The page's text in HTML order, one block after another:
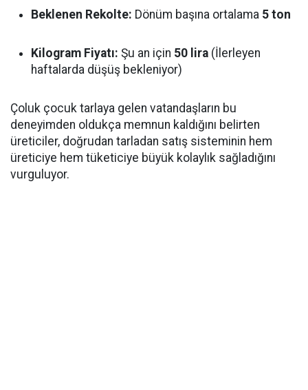
Beklenen Rekolte: Dönüm başına ortalama 5 ton
Kilogram Fiyatı: Şu an için 50 lira (İlerleyen
haftalarda düşüş bekleniyor)
Çoluk çocuk tarlaya gelen vatandaşların bu
deneyimden oldukça memnun kaldığını belirten
üreticiler, doğrudan tarladan satış sisteminin hem
üreticiye hem tüketiciye büyük kolaylık sağladığını
vurguluyor.